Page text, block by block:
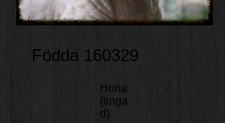
Födda 160329
Hona
(tinga
d)